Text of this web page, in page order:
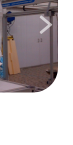
>